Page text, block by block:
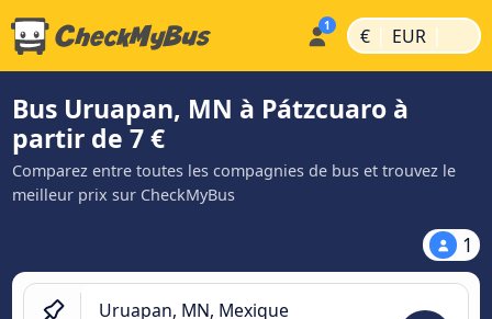
€ | EUR |
Bus Uruapan, MN à Pátzcuaro à
partir de 7 €
Comparez entre toutes les compagnies de bus et trouvez le
meilleur prix sur CheckMyBus
1